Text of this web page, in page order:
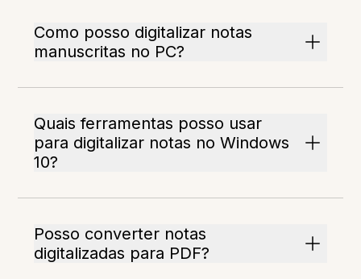
Como posso digitalizar notas
manuscritas no PC?
Quais ferramentas posso usar
para digitalizar notas no Windows
10?
Posso converter notas
digitalizadas para PDF?